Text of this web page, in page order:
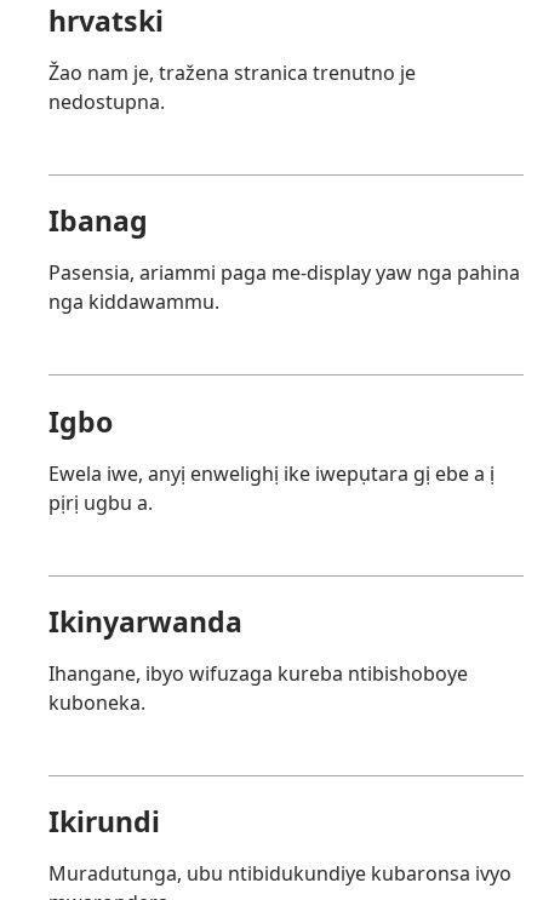
hrvatski
Žao nam je, tražena stranica trenutno je
nedostupna.
Ibanag
Pasensia, ariammi paga me-display yaw nga pahina
nga kiddawammu.
Igbo
Ewela iwe, anyị enwelighị ike iwepụtara gị ebe a ị
pịrị ugbu a.
Ikinyarwanda
Ihangane, ibyo wifuzaga kureba ntibishoboye
kuboneka.
Ikirundi
Muradutunga, ubu ntibidukundiye kubaronsa ivyo